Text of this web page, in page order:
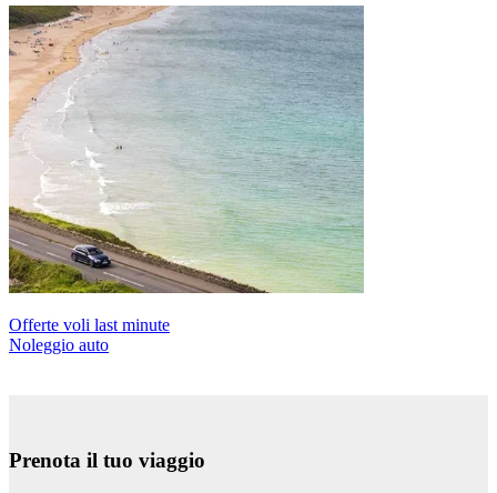
Offerte voli last minute
Noleggio auto
Prenota il tuo viaggio